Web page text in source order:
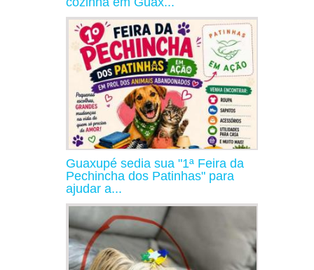
Guaxupé sedia sua "1ª Feira da
Pechincha dos Patinhas" para
ajudar a...